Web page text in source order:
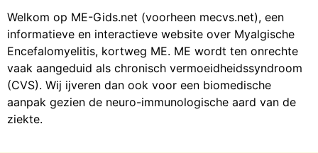
Welkom op ME-Gids.net (voorheen mecvs.net), een
informatieve en interactieve website over Myalgische
Encefalomyelitis, kortweg ME. ME wordt ten onrechte
vaak aangeduid als chronisch vermoeidheidssyndroom
(CVS). Wij ijveren dan ook voor een biomedische
aanpak gezien de neuro-immunologische aard van de
ziekte.